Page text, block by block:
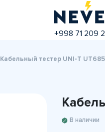
+998 71 209
Кабельный тестер UNI-T
В наличии